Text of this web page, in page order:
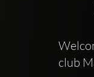
club